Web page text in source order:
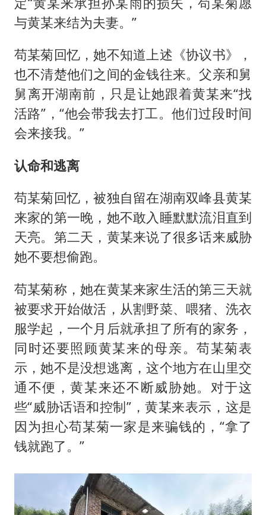
与黄某来结为夫妻。”
苟某菊回忆，她不知道上述《协议书》，
也不清楚他们之间的金钱往来。父亲和舅
舅离开湖南前，只是让她跟着黄某来“找
活路”，“他会带我去打工。他们过段时间
会来接我。”
认命和逃离
苟某菊回忆，被独自留在湖南双峰县黄某
来家的第一晚，她不敢入睡默默流泪直到
天亮。第二天，黄某来说了很多话来威胁
她不要想偷跑。
苟某菊称，她在黄某来家生活的第三天就
被要求开始做活，从割野菜、喂猪、洗衣
服学起，一个月后就承担了所有的家务，
同时还要照顾黄某来的母亲。苟某菊表
示，她不是没想逃离，这个地方在山里交
通不便，黄某来还不断威胁她。对于这
些“威胁话语和控制”，黄某来表示，这是
因为担心苟某菊一家是来骗钱的，“拿了
钱就跑了。”